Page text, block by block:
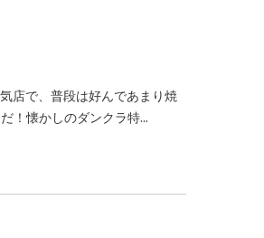
店で、普段は好んであまり焼
！懐かしのダンクラ特...